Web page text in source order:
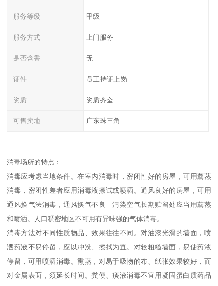
服务等级 甲级
服务方式 上门服务
是否含香 无
证件 员工持证上岗
资质 资质齐全
可售卖地 广东珠三角
消毒场所的特点：
消毒应考虑当地条件。在室内消毒时，密闭性好的房屋，可用薰蒸
消毒，密闭性差者应用消毒液擦试或喷洒。通风良好的房屋，可用
通风换气法消毒，通风换气不良，污染空气长期贮留处应当用薰蒸
和喷洒。人口稠密地区不可用有异味强的气体消毒。
消毒方法对不同性质物品、效果往往不同。对油漆光滑的墙面，喷
洒药液不易停留，应以冲洗、擦拭为宜。对较粗糙墙面，易使药液
停留，可用喷洒消毒。熏蒸，对易于吸物的布、纸张效果较好，而
对金属表面，须延长时间。粪便、痰液消毒不宜用凝固蛋白质药品